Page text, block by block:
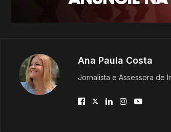
Ana Paula Costa
Jornalista e Assessora de